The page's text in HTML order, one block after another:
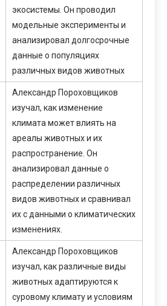
экосистемы. Он проводил
модельные эксперименты и
анализировал долгосрочные
данные о популяциях
различных видов животных
Александр Пороховщиков
изучал, как изменение
климата может влиять на
ареалы животных и их
распространение. Он
анализировал данные о
распределении различных
видов животных и сравнивал
их с данными о климатических
изменениях.
Александр Пороховщиков
изучал, как различные виды
животных адаптируются к
суровому климату и условиям